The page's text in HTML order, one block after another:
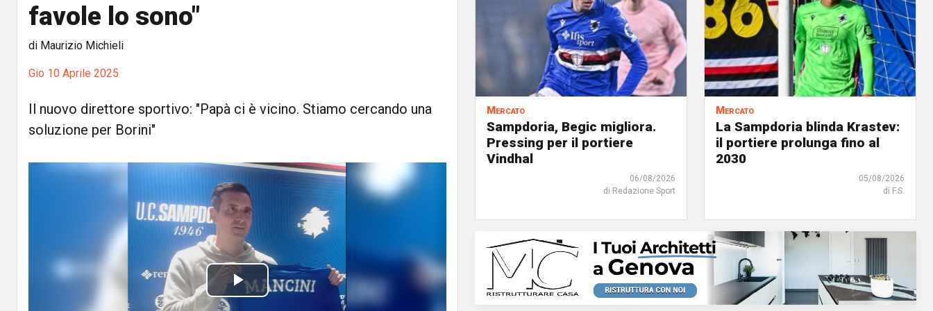
favole lo sono"
di Maurizio Michieli
Gio 10 Aprile 2025
Il nuovo direttore sportivo: "Papà ci è vicino. Stiamo cercando una
soluzione per Borini"
P
Mercato
Sampdoria, Begic migliora.
Pressing per il portiere
Vindhal
06/08/2026
di Redazione Sport
Mercato
La Sampdoria blinda Krastev:
il portiere prolunga fino al
2030
05/08/2026
di F.S.